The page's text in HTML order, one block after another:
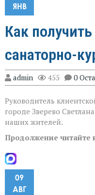
ЯНВ
Как
санаторно-
admin 455 0
Руководитель
городе Зверево
наших жителей.
Продолжение читайте
09
АВГ